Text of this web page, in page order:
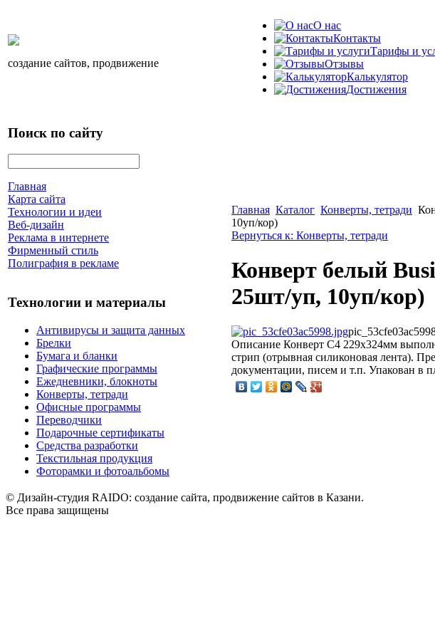
создание сайтов, продвижение
О нас
Контакты
Тарифы и
Отзывы
Калькулятор
Достижения
Поиск по сайту
Главная
Карта сайта
Технологии и идеи
Веб-дизайн
Реклама в интернете
Фирменный стиль
Полиграфия в рекламе
Технологии и материалы
Антивирусы и защита данных
Брелки
Бумага и бланки
Графические программы
Ежедневники, блокноты
Конверты, тетради
Офисные программы
Переводчики
Подарочные сертификаты
Средства разработки
Текстильная продукция
Фоторамки и фотоальбомы
Главная Каталог Конверты, тетради
10уп/кор)
Вернуться к: Конверты, тетради
Конверт белый
25шт/уп, 10уп/кор)
Описание Конверт С4 229х324мм
стрип (отрывная силиконовая лента).
документации, писем и т.п. Упакован в
© Дизайн-студия RAIDO: создание сайта, продвижение сайтов в Казани.
Все права защищены